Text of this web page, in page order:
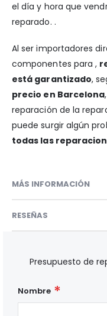
el día y hora que
reparado. .
Al ser importadores
componentes para ,
está garantizado,
precio en Barcelona
reparación de la
puede surgir algún
todas las
MÁS INFORMACIÓN
RESEÑAS
Presupuesto de
Nombre